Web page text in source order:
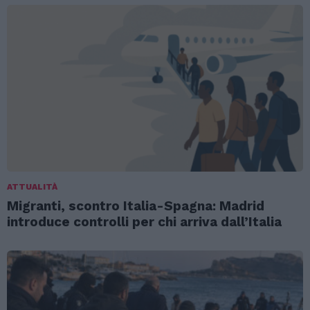
ATTUALITÀ
Migranti, scontro Italia-Spagna: Madrid
introduce controlli per chi arriva dall’Italia